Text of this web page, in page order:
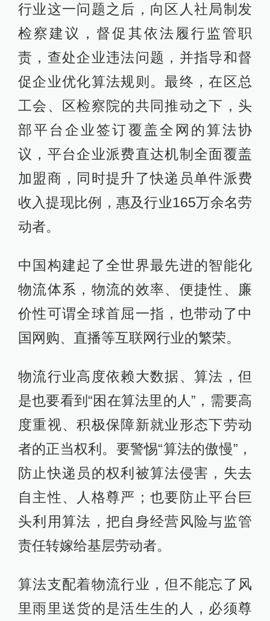
行业这一问题之后，向区人社局制发
检察建议，督促其依法履行监管职
责，查处企业违法问题，并指导和督
促企业优化算法规则。最终，在区总
工会、区检察院的共同推动之下，头
部平台企业签订覆盖全网的算法协
议，平台企业派费直达机制全面覆盖
加盟商，同时提升了快递员单件派费
收入提现比例，惠及行业165万余名劳
动者。
中国构建起了全世界最先进的智能化
物流体系，物流的效率、便捷性、廉
价性可谓全球首屈一指，也带动了中
国网购、直播等互联网行业的繁荣。
物流行业高度依赖大数据、算法，但
是也要看到“困在算法里的人”，需要高
度重视、积极保障新就业形态下劳动
者的正当权利。要警惕“算法的傲慢”，
防止快递员的权利被算法侵害，失去
自主性、人格尊严；也要防止平台巨
头利用算法，把自身经营风险与监管
责任转嫁给基层劳动者。
算法支配着物流行业，但不能忘了风
里雨里送货的是活生生的人，必须尊